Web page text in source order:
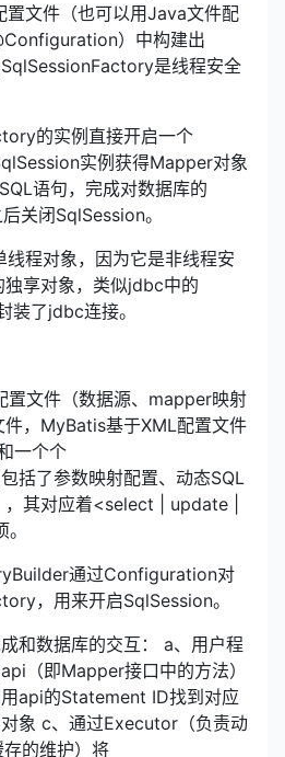
文件（也可以用Java文件配
）中构建出
是线程安全
的实例直接开启一个
实例获得Mapper对象
语句，完成对数据库的
关闭SqlSession。
程对象，因为它是非线程安
享对象，类似jdbc中的
装了jdbc连接。
置文件（数据源、mapper映射
，MyBatis基于XML配置文件
一个个
括了参数映射配置、动态SQL
其对应着<select | update |
通过Configuration对
，用来开启SqlSession。
和数据库的交互： a、用户程
（即Mapper接口中的方法）
api的Statement ID找到对应
象 c、通过Executor（负责动
的维护）将